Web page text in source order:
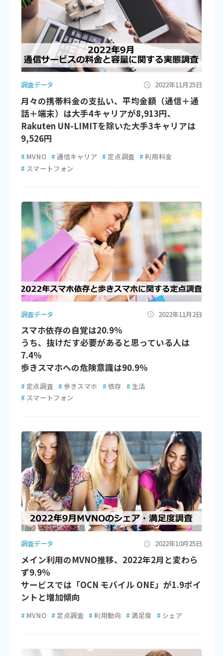
調査データ 2022年11月25日
月々の携帯料金の支払い、平均金額（通信＋通
話＋端末）は大手4キャリアが8,913円、
Rakuten UN-LIMITを除いた大手3キャリアは
9,526円
# MVNO # 通信キャリア # 定点調査 # 利用料金
# スマートフォン
調査データ 2022年11月2日
スマホ依存の自覚は20.9％
うち、抜けだす必要があると思っている人は
7.4％
歩きスマホへの危険意識は90.9％
# 定点調査 # 歩きスマホ # 依存 # 生活
# スマートフォン
調査データ 2022年10月25日
メイン利用のMVNO推移、2022年2月と変わら
ず9.9％
サービスでは「OCN モバイル ONE」が1.9ポイ
ントと増加傾向
# MVNO # 定点調査 # 利用動向 # 満足度 # シェア